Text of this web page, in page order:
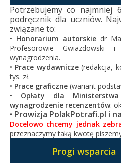
Potrzebujemy co najmniej
podręcznik dla uczniów.
związane to:
• Honorarium autorskiedr
Profesorowie Gwiazdowski
wynagrodzenia.
• Prace wydawnicze(redakcja,
tys. zł.
• Prace graficzne(wariant
• Opłaty dla
wynagrodzenie recenzentów:
• Prowizja PolakPotrafi.pl i
Docelowo chcemy jednak
przeznaczymy taką kwotę
Progi wsparcia